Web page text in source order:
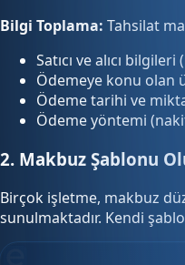
Bilgi Toplama: Tahsilat
Satıcı ve alıcı
Ödemeye konu olan
Ödeme tarihi ve
Ödeme yöntemi
2. Makbuz Şablonu
Birçok işletme, makbuz
sunulmaktadır. Kendi